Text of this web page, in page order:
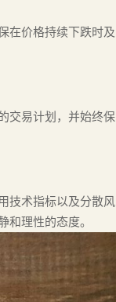
在价格持续下跌时及
交易计划，并始终保
技术指标以及分散风
理性的态度。